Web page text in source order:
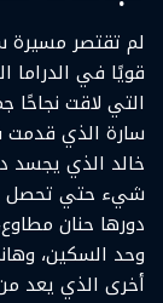
لم تقتصر مسيرة
قويًا في الدراما
التي لاقت نجاحًا
سارة الذي قدمت
خالد الذي يجسد
شيء حتي تحصل
دورها حنان
وحد السكين،
أخرى الذي يعد